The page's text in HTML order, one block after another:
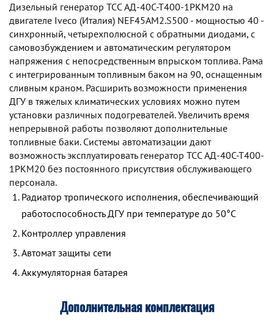
Дизельный генератор TCC АД-40С-Т400-1РКМ20 на
двигателе Iveco (Италия) NEF45AM2.S500 - мощностью 40 -
синхронный, четырехполюсной с обратными диодами, с
самовозбуждением и автоматическим регулятором
напряжения с непосредственным впрыском топлива. Рама
с интегрированным топливным баком на 90, оснащенным
сливным краном. Расширить возможности применения
ДГУ в тяжелых климатических условиях можно путем
установки различных подогревателей. Увеличить время
непрерывной работы позволяют дополнительные
топливные баки. Системы автоматизации дают
возможность эксплуатировать генератор TCC АД-40С-Т400-
1РКМ20 без постоянного присутствия обслуживающего
персонала.
Радиатор тропического исполнения, обеспечивающий
работоспособность ДГУ при температуре до 50°С
Контроллер управления
Автомат защиты сети
Аккумуляторная батарея
Дополнительная комплектация